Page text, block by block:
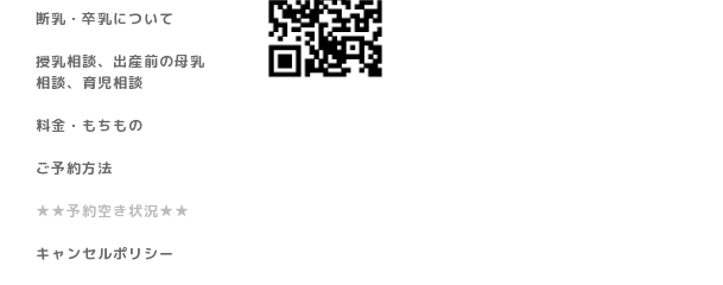
断乳・卒乳について
授乳相談、出産前の母乳
相談、育児相談
料金・もちもの
ご予約方法
★★予約空き状況★★
キャンセルポリシー